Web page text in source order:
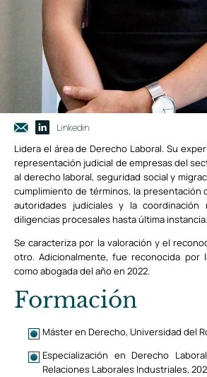
Lidera el área de Derecho Laboral. Su
representación judicial de empresas del
al derecho laboral, seguridad social y
cumplimiento de términos, la presentación
autoridades judiciales y la coordinación
diligencias procesales hasta última instancia.
Se caracteriza por la valoración y el
otro. Adicionalmente, fue reconocida por
como abogada del año en 2022.
Formación
Máster en Derecho, Universidad del
Especialización en Derecho
Relaciones Laborales Industriales,
Linkedin